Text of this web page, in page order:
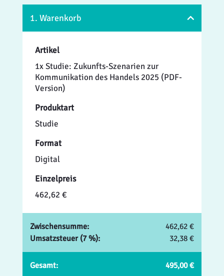
1. Warenkorb
Artikel
1x Studie: Zukunfts-Szenarien zur
Kommunikation des Handels 2025 (PDF-
Version)
Produktart
Studie
Format
Digital
Einzelpreis
462,62 €
Zwischensumme:
462,62 €
Umsatzsteuer (7 %):
32,38 €
Gesamt: 495,00 €